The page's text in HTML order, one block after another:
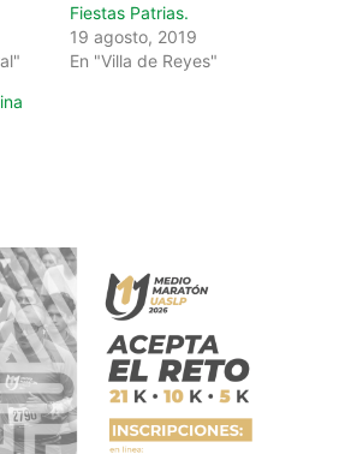
Fiestas Patrias.
19 agosto, 2019
En "Villa de Reyes"